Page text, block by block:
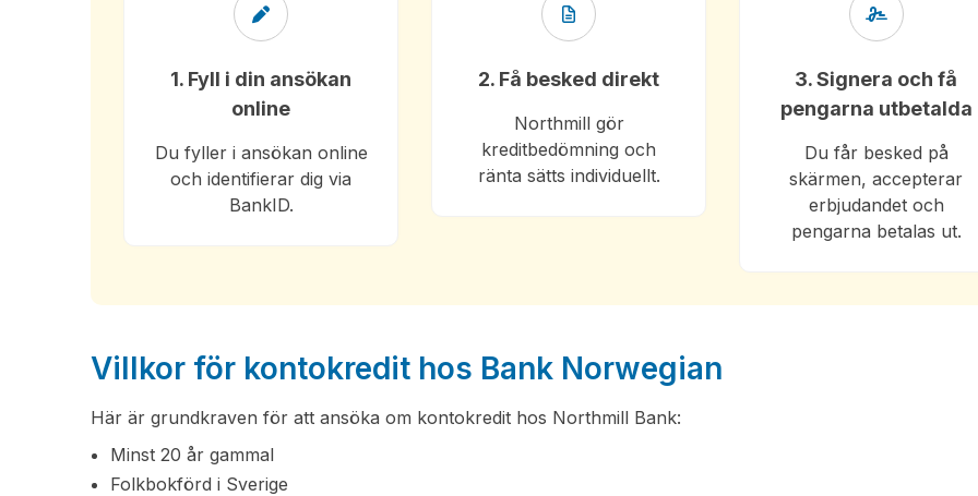
1. Fyll i din ansökan
online
Du fyller i ansökan online
och identifierar dig via
BankID.
2. Få besked direkt
Northmill gör
kreditbedömning och
ränta sätts individuellt.
3. Signera och få
pengarna utbetalda
Du får besked på
skärmen, accepterar
erbjudandet och
pengarna betalas ut.
Villkor för kontokredit hos Bank Norwegian
Här är grundkraven för att ansöka om kontokredit hos Northmill Bank:
Minst 20 år gammal
Folkbokförd i Sverige